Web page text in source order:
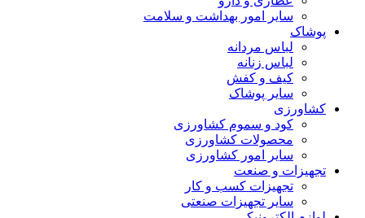
سایر امور بهداشت و سلامت
پوشاک
لباس مردانه
لباس زنانه
کیف و کفش
سایر پوشاک
کشاورزی
کود و سموم کشاورزی
محصولات کشاورزی
سایر امور کشاورزی
تجهیزات و صنعت
تجهیزات کسب و کار
سایر تجهیزات صنعتی